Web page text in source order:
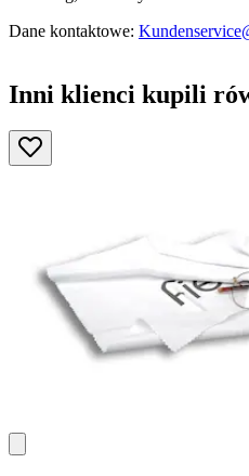
Dane kontaktowe:
Inni klienci kupili